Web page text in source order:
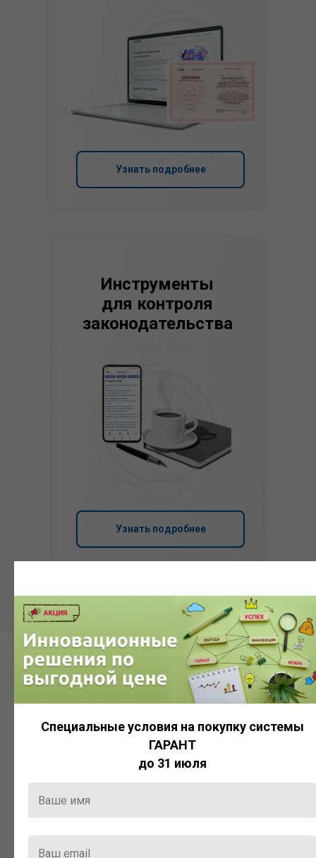
Узнать подробнее
Инструменты
для контроля
законодательства
Узнать подробнее
Компания «Гарант» стала
победителем премии «Время
Система
ГАРАНТ
Актуальная правовая информация
и инструменты для максимально
эффективной работы с ней.
Специальные условия на покупку системы
ГАРАНТ
до 31 июля